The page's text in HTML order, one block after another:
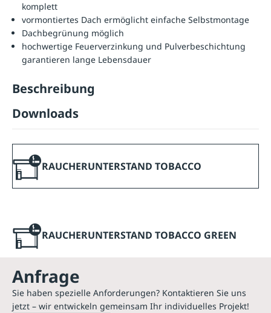
komplett
vormontiertes Dach ermöglicht einfache Selbstmontage
Dachbegrünung möglich
hochwertige Feuerverzinkung und Pulverbeschichtung
garantieren lange Lebensdauer
Beschreibung
Downloads
RAUCHERUNTERSTAND TOBACCO
RAUCHERUNTERSTAND TOBACCO GREEN
Anfrage
Sie haben spezielle Anforderungen? Kontaktieren Sie uns
jetzt – wir entwickeln gemeinsam Ihr individuelles Projekt!